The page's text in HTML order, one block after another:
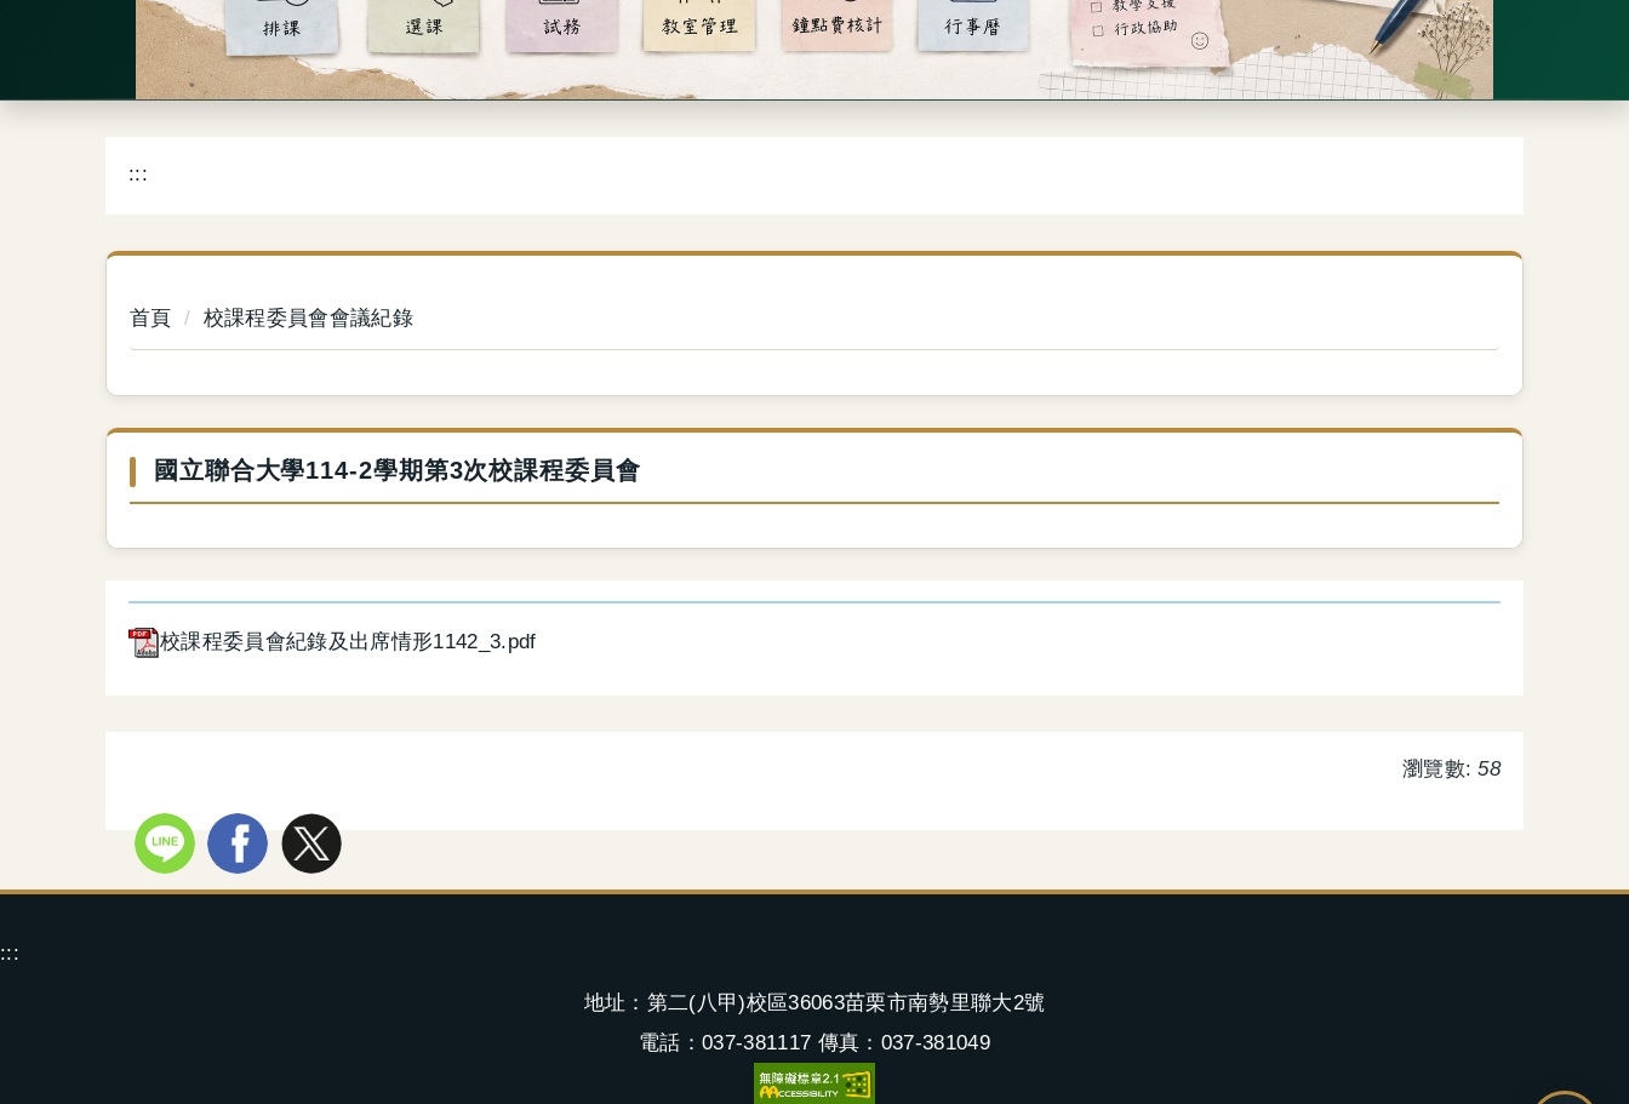
:::
首頁 校課程委員會會議紀錄
國立聯合大學114-2學期第3次校課程委員會
校課程委員會紀錄及出席情形1142_3.pdf
瀏覽數: 58
:::
地址：第二(八甲)校區36063苗栗市南勢里聯大2號
電話：037-381117 傳真：037-381049